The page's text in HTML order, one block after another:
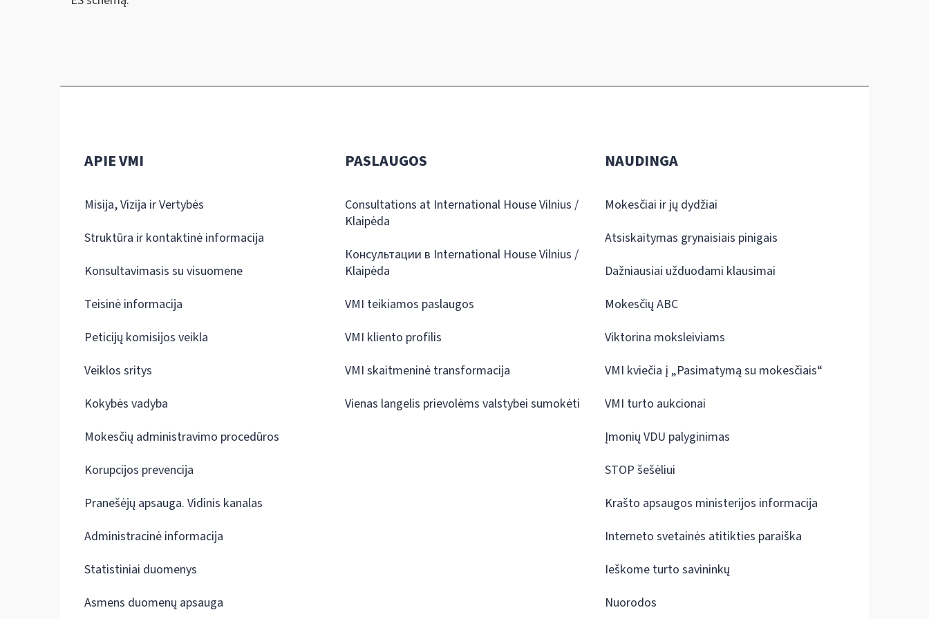
APIE VMI
Misija, Vizija ir Vertybės
Struktūra ir kontaktinė informacija
Konsultavimasis su visuomene
Teisinė informacija
Peticijų komisijos veikla
Veiklos sritys
Kokybės vadyba
Mokesčių administravimo procedūros
Korupcijos prevencija
Pranešėjų apsauga. Vidinis kanalas
Administracinė informacija
Statistiniai duomenys
Asmens duomenų apsauga
PASLAUGOS
Consultations at International House Vilnius /
Klaipėda
Консультации в International House Vilnius /
Klaipėda
VMI teikiamos paslaugos
VMI kliento profilis
VMI skaitmeninė transformacija
Vienas langelis prievolėms valstybei sumokėti
NAUDINGA
Mokesčiai ir jų dydžiai
Atsiskaitymas grynaisiais pinigais
Dažniausiai užduodami klausimai
Mokesčių ABC
Viktorina moksleiviams
VMI kviečia į „Pasimatymą su mokesčiais“
VMI turto aukcionai
Įmonių VDU palyginimas
STOP šešėliui
Krašto apsaugos ministerijos informacija
Interneto svetainės atitikties paraiška
Ieškome turto savininkų
Nuorodos